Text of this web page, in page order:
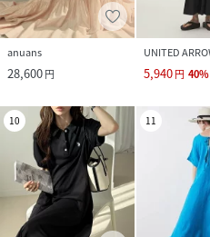
anuans
28,600円 5,940円 40%
10 11